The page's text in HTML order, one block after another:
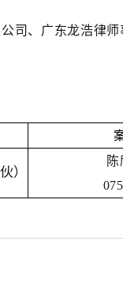
司、广东龙浩律
）